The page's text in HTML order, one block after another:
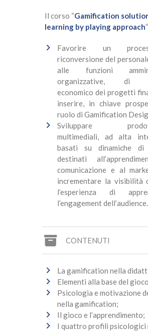
Il corso “Gamification
learning by playing approach
Favorire un
riconversione del
alle funzioni
organizzative, di
economico dei progetti
inserire, in chiave
ruolo di Gamification
Sviluppare
multimediali, ad alta
basati su dinamiche
destinati
comunicazione e al
incrementare la visibilità
l’esperienza di
l’engagement dell’audience.
CONTENUTI
La gamification nella
Elementi alla base del
Psicologia e motivazione
nella gamification;
Il gioco e l’apprendimento;
I quattro profili psicologici